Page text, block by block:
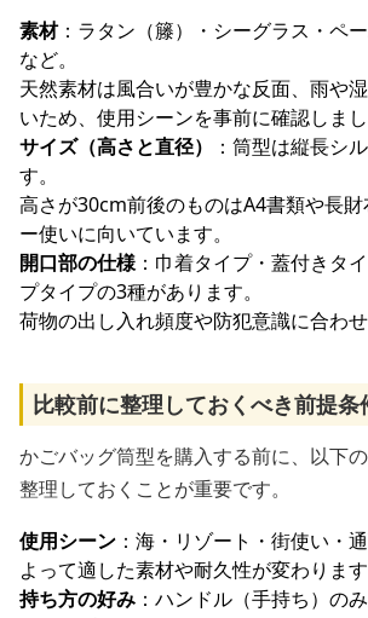
素材：ラタン（籐）・シーグラス・ペ
など。
天然素材は風合いが豊かな反面、雨や
いため、使用シーンを事前に確認しまし
サイズ（高さと直径）
：筒型は縦長シ
す。
高さが30cm前後のものはA4書類や長財
ー使いに向いています。
開口部の仕様：巾着タイプ・蓋付きタ
プタイプの3種があります。
荷物の出し入れ頻度や防犯意識に合わせ
比較前に整理しておくべき前提条
かごバッグ筒型を購入する前に、以下
整理しておくことが重要です。
使用シーン ：海・リゾート・街使い・
よって適した素材や耐久性が変わります
持ち方の好み ：ハンドル（手持ち）の